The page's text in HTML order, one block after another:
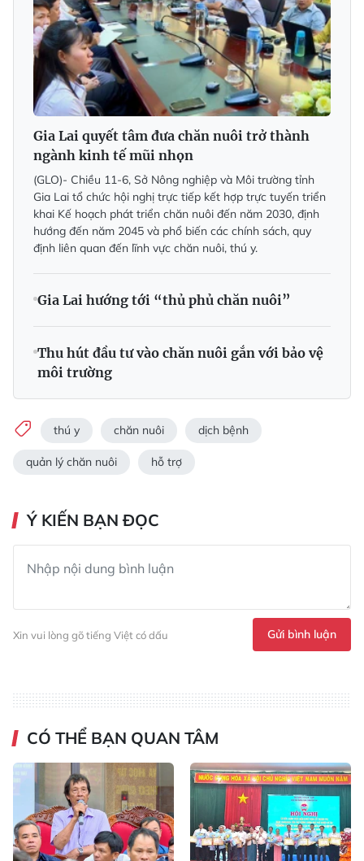
Gia Lai quyết tâm đưa chăn nuôi trở thành
ngành kinh tế mũi nhọn
(GLO)- Chiều 11-6, Sở Nông nghiệp và Môi trường tỉnh
Gia Lai tổ chức hội nghị trực tiếp kết hợp trực tuyến triển
khai Kế hoạch phát triển chăn nuôi đến năm 2030, định
hướng đến năm 2045 và phổ biến các chính sách, quy
định liên quan đến lĩnh vực chăn nuôi, thú y.
Gia Lai hướng tới “thủ phủ chăn nuôi”
Thu hút đầu tư vào chăn nuôi gắn với bảo vệ
môi trường
thú y chăn nuôi dịch bệnh
quản lý chăn nuôi hỗ trợ
Ý KIẾN BẠN ĐỌC
Xin vui lòng gõ tiếng Việt có dấu Gửi bình luận
CÓ THỂ BẠN QUAN TÂM